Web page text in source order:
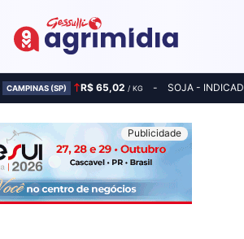
CAMPINAS (SP) R$ 65,02 / KG SOJA -